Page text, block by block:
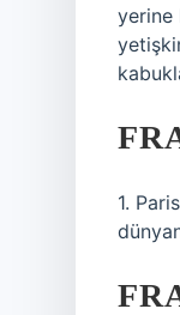
yerine
1.